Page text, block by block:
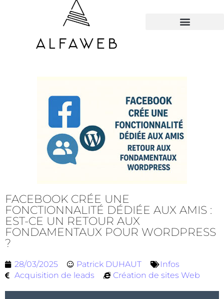
FACEBOOK CRÉE UNE
FONCTIONNALITÉ DÉDIÉE AUX AMIS :
EST-CE UN RETOUR AUX
FONDAMENTAUX POUR WORDPRESS
?
28/03/2025 Patrick DUHAUT
Infos
Acquisition de leads
Création de sites Web